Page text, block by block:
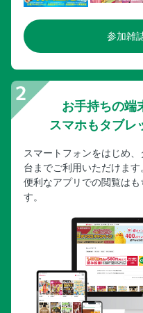
参加雑
お手持ちの端
スマホもタブレ
スマートフォンをはじめ
台までご利用いただけます
便利なアプリでの閲覧は
す。